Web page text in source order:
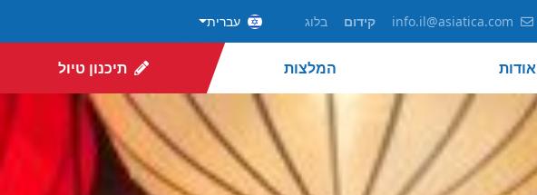
info.il@asiatica.com קידום בלוג עברית
אודות המלצות תיכנון טיול